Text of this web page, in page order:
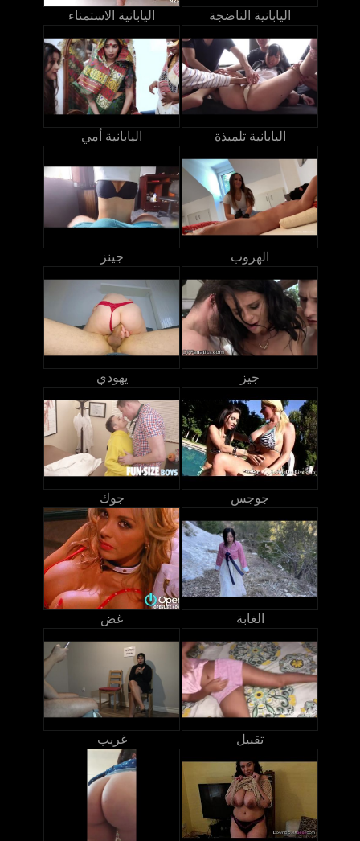
اليابانية الاستمناء اليابانية الناضجة
اليابانية أمي اليابانية تلميذة
جينز الهروب
يهودي جيز
جوك جوجس
غض الغابة
غريب تقبيل